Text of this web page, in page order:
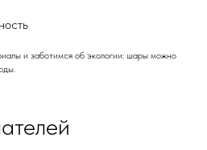
и заботимся об экологии: шары можно